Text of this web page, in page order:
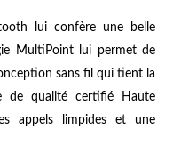
lui confère une belle
MultiPoint lui permet de
sans fil qui tient la
de qualité certifié Haute
appels limpides et une